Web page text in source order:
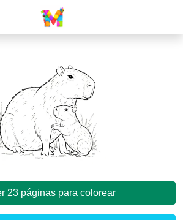
Ver 23 páginas para colorear